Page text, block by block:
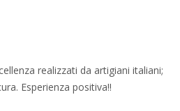
realizzati da artigiani italiani;
Esperienza positiva!!